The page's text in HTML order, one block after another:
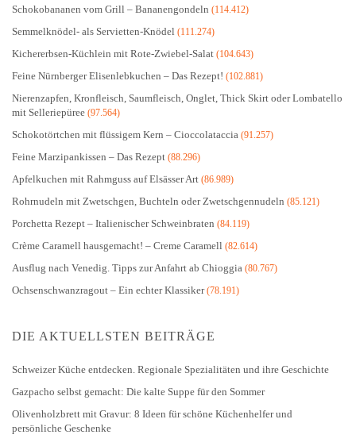
Schokobananen vom Grill – Bananengondeln (114.412)
Semmelknödel- als Servietten-Knödel (111.274)
Kichererbsen-Küchlein mit Rote-Zwiebel-Salat (104.643)
Feine Nürnberger Elisenlebkuchen – Das Rezept! (102.881)
Nierenzapfen, Kronfleisch, Saumfleisch, Onglet, Thick Skirt oder Lombatello
mit Selleriepüree (97.564)
Schokotörtchen mit flüssigem Kern – Cioccolataccia (91.257)
Feine Marzipankissen – Das Rezept (88.296)
Apfelkuchen mit Rahmguss auf Elsässer Art (86.989)
Rohrnudeln mit Zwetschgen, Buchteln oder Zwetschgennudeln (85.121)
Porchetta Rezept – Italienischer Schweinbraten (84.119)
Crème Caramell hausgemacht! – Creme Caramell (82.614)
Ausflug nach Venedig. Tipps zur Anfahrt ab Chioggia (80.767)
Ochsenschwanzragout – Ein echter Klassiker(78.191)
DIE AKTUELLSTEN BEITRÄGE
Schweizer Küche entdecken. Regionale Spezialitäten und ihre Geschichte
Gazpacho selbst gemacht: Die kalte Suppe für den Sommer
Olivenholzbrett mit Gravur: 8 Ideen für schöne Küchenhelfer und
persönliche Geschenke